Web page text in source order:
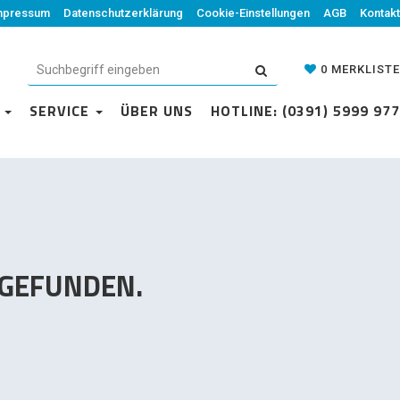
Datenschutzerklärung Cookie-Einstellungen AGB Kontakt
0 MERKLISTE
ÜBER UNS HOTLINE: (0391) 5999 977
Datenschutzerklärung Cookie-Einstellungen AGB Kontakt
0 MERKLISTE
SERVICE ÜBER UNS HOTLINE: (0391) 5999 977